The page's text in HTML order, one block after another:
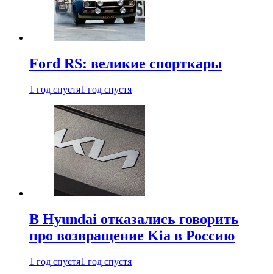
Ford RS: великие спорткары
1 год спустя1 год спустя
В Hyundai отказались говорить
про возвращение Kia в Россию
1 год спустя1 год спустя